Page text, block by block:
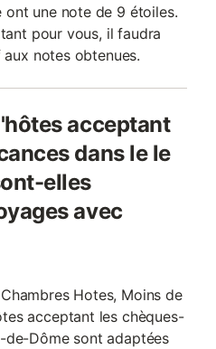
une note de 9 étoiles.
pour vous, il faudra
notes obtenues.
acceptant
dans le le
elles
avec
Hotes, Moins de
acceptant les chèques-
de-Dôme sont adaptées